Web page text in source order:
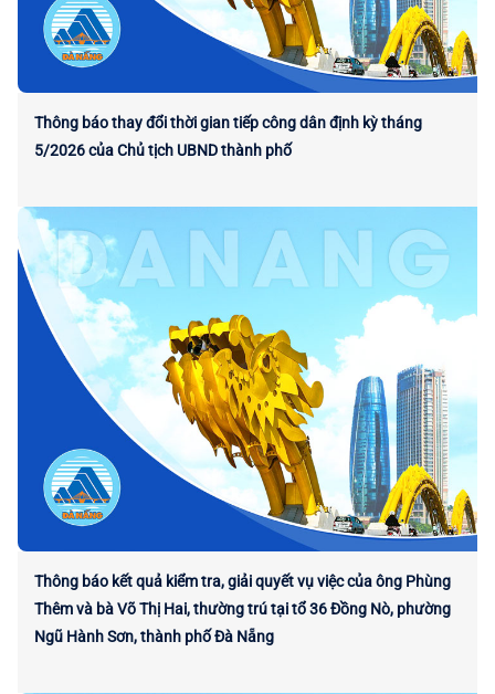
Thông báo thay đổi thời gian tiếp công dân định kỳ tháng
5/2026 của Chủ tịch UBND thành phố
Thông báo kết quả kiểm tra, giải quyết vụ việc của ông Phùng
Thêm và bà Võ Thị Hai, thường trú tại tổ 36 Đồng Nò, phường
Ngũ Hành Sơn, thành phố Đà Nẵng